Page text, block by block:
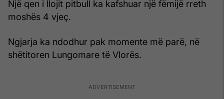
Një qen i llojit pitbull ka kafshuar një fëmijë rreth
moshës 4 vjeç.
Ngjarja ka ndodhur pak momente më parë, në
shëtitoren Lungomare të Vlorës.